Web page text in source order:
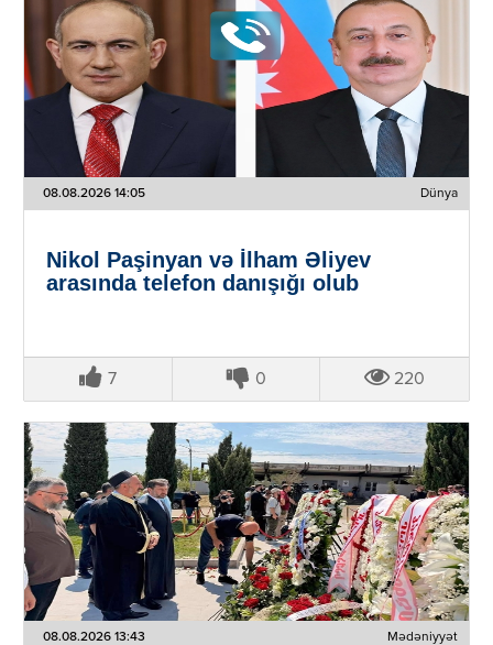
08.08.2026 14:05 Dünya
Nikol Paşinyan və İlham Əliyev
arasında telefon danışığı olub
7 0 220
08.08.2026 13:43 Mədəniyyət